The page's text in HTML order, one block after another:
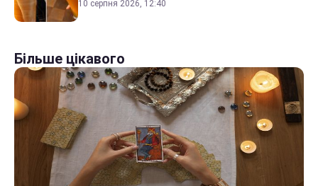
10 серпня 2026, 12:40
Більше цікавого